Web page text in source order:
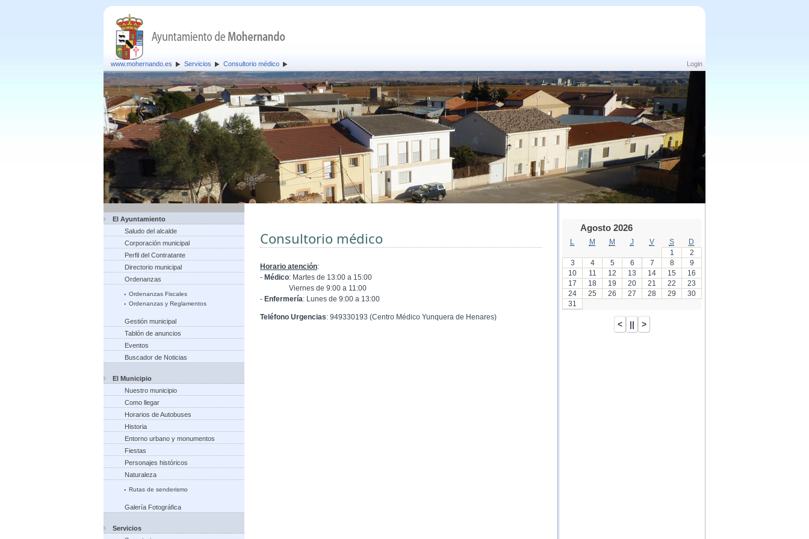
Login
www.mohernando.es Servicios Consultorio médico
El Ayuntamiento
Saludo del alcalde
Corporación municipal
Perfil del Contratante
Directorio municipal
Ordenanzas
Ordenanzas Fiscales
Ordenanzas y Reglamentos
Gestión municipal
Tablón de anuncios
Eventos
Buscador de Noticias
El Municipio
Nuestro municipio
Como llegar
Horarios de Autobuses
Historia
Entorno urbano y monumentos
Fiestas
Personajes históricos
Naturaleza
Rutas de senderismo
Galería Fotográfica
Servicios
Consultorio médico
Horario atención:
- Médico: Martes de 13:00 a 15:00
Viernes de 9:00 a 11:00
- Enfermería: Lunes de 9:00 a 13:00
Teléfono Urgencias: 949330193 (Centro Médico Yunquera de Henares)
Agosto 2026
M M J V S
D
1
2
3
4 5 6 7 8
9
10
11 12 13 14 15
16
17
18 19 20 21 22
23
24
25 26 27 28 29
30
31